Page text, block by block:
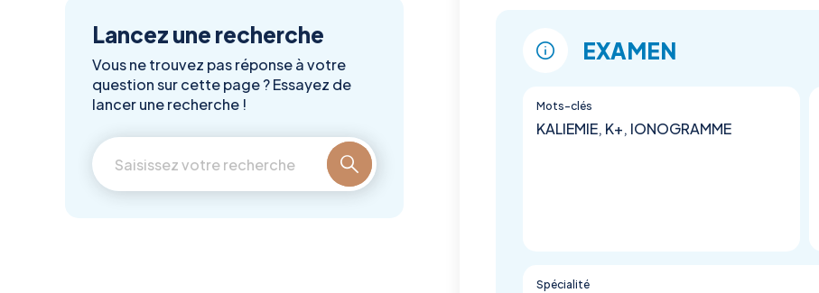
Lancez une recherche
Vous ne trouvez pas réponse à votre
question sur cette page ? Essayez de
lancer une recherche !
EXAMEN
Mots-clés
KALIEMIE, K+, IONOGRAMME
Spécialité